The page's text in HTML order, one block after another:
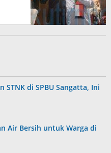
STNK di SPBU Sangatta, Ini
Air Bersih untuk Warga di